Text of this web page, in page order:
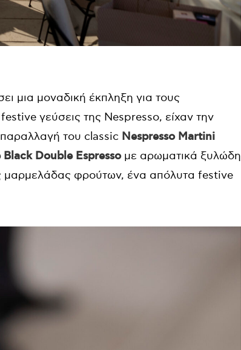
μια μοναδική έκπληξη για τους
γεύσεις της Nespresso, είχαν την
παραλλαγή του classic Nespresso Martini
Black Double Espressoμε αρωματικά ξυλώδη
μαρμελάδας φρούτων, ένα απόλυτα festive